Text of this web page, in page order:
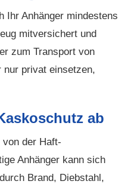
Ihr Anhänger mindestens
mitversichert und
zum Transport von
nur privat einsetzen,
ab
von der Haft­
Anhänger kann sich
Brand, Diebstahl,